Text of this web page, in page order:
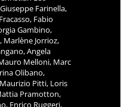
Farinella,
Fabio
Gambino,
Marlène Jorrioz,
Angela
Melloni, Marc
Olibano,
Pitti, Loris
Pramotton,
Enrico Ruggeri,